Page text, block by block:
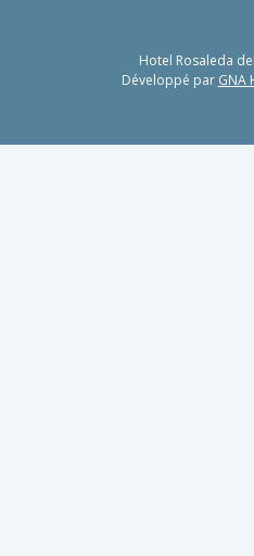
Hotel Rosaleda
Développé par GNA